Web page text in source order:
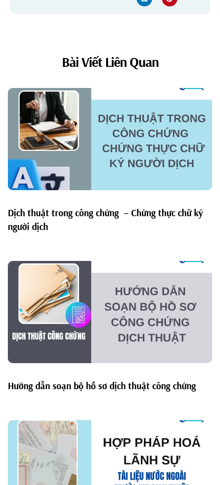
Bài Viết Liên Quan
Dịch thuật trong công chứng – Chứng thực chữ ký
người dịch
Hướng dẫn soạn bộ hồ sơ dịch thuật công chứng